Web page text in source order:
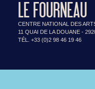
LE FOURNEAU
CENTRE NATIONAL DES
11 QUAI DE LA DOUANE -
TÉL. +33 (0)2 98 46 19 46